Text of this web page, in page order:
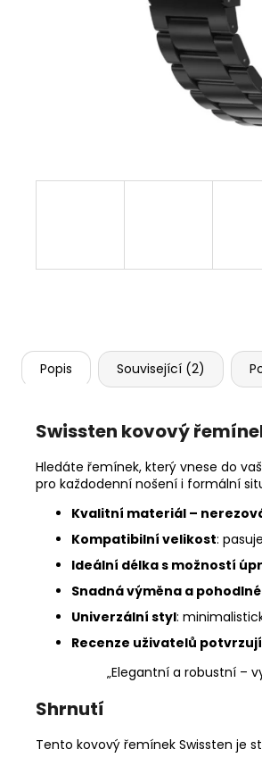
Popis Související (2)
Swissten kovový
Hledáte řemínek, který vnese do
pro každodenní nošení i formální
Kvalitní materiál –
Kompatibilní velikost:
Ideální délka s možností
Snadná výměna a
Univerzální styl:
Recenze uživatelů
„Elegantní a robustní –
Shrnutí
Tento kovový řemínek Swissten je
APPLE WATCH 11 46MM,
10 990 Kč
Původně:16 990 Kč